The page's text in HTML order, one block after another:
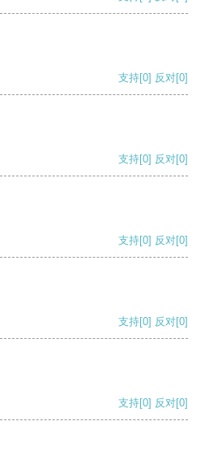
支持[0] 反对[0]
支持[0] 反对[0]
支持[0] 反对[0]
支持[0] 反对[0]
支持[0] 反对[0]